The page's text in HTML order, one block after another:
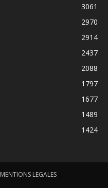
3061
2970
2914
2437
2088
1797
1677
1489
1424
MENTIONS LEGALES